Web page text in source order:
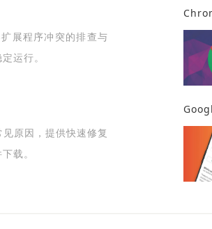
展程序冲突的排查与
运行。
原因，提供快速修复
载。